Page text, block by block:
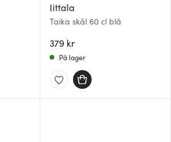
Iittala
Taika skål 60 cl blå
379 kr
På lager